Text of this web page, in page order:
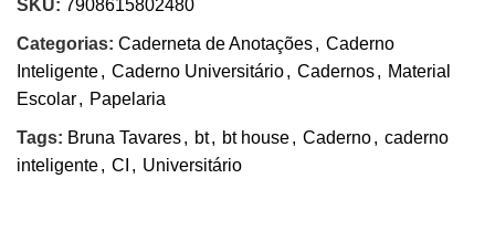
SKU: 7908615802480
Categorias: Caderneta de Anotações, Caderno
Inteligente, Caderno Universitário, Cadernos, Material
Escolar, Papelaria
Tags: Bruna Tavares, bt, bt house, Caderno, caderno
inteligente, CI , Universitário